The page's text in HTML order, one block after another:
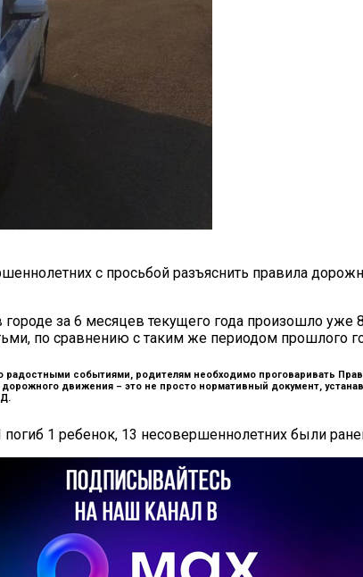
с просьбой разъяснить правила
за 6 месяцев текущего года произошло уже
по сравнению с таким же периодом прошлого
радостными событиями, родителям необходимо проговаривать
движения – это не просто нормативный документ,
1 ребенок, 13 несовершеннолетних были